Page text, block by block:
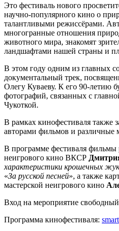
Это фестиваль нового
научно-популярного кино о
талантливыми режиссёрами.
многогранные отношения
животного мира, знакомят
ландшафтами нашей страны и
В этом году одним из главных
документальный трек,
Олегу Куваеву. К его 90-летию
фотографий, связанных с
Чукоткой.
В рамках кинофестиваля также
авторами фильмов и различные
В программе фестиваля фильмы
неигрового кино ВКСР
характеристики крошечных
«За русской песней», а также
мастерской неигрового кино
Вход на мероприятие
Программа кинофестиваля: